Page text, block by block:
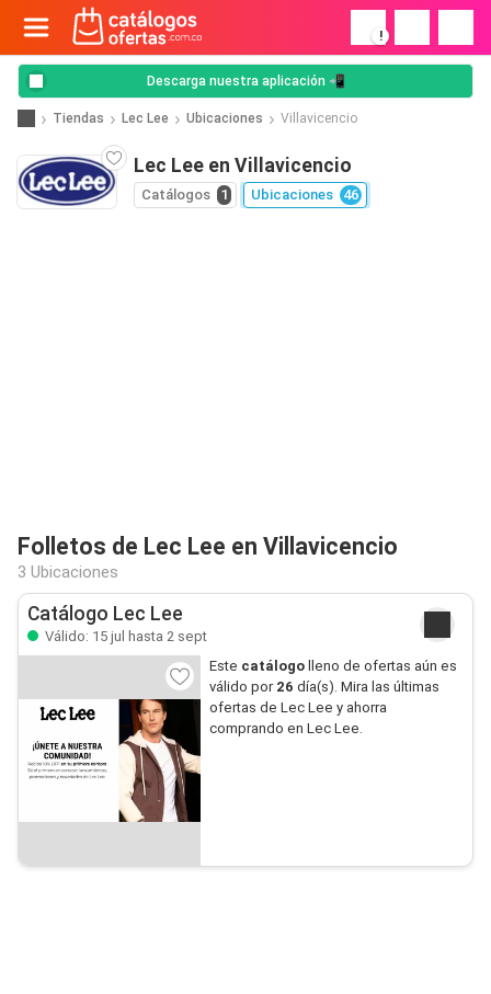
!
Descarga nuestra aplicación 📲
Tiendas Lec Lee Ubicaciones Villavicencio
Lec Lee en Villavicencio
Catálogos 1 Ubicaciones 46
Folletos de Lec Lee en Villavicencio
3 Ubicaciones
Catálogo Lec Lee
Válido: 15 jul hasta 2 sept
Este catálogolleno de ofertas aún es
válido por 26 día(s). Mira las últimas
ofertas de Lec Lee y ahorra
comprando en Lec Lee.